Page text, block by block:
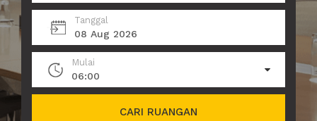
Tanggal
08 Aug 2026
Mulai
06:00
CARI RUANGAN